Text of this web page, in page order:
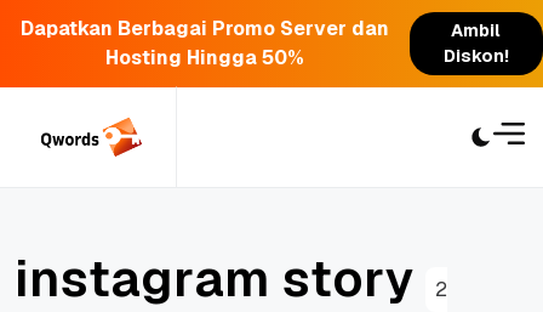
Dapatkan Berbagai Promo Server dan
Hosting Hingga 50%
Ambil
Diskon!
instagram story 2